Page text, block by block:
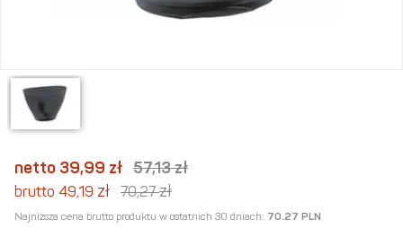
netto 39,99 zł 57,13zł
brutto 49,19 zł 70,27zł
Najniższa cena brutto produktu w ostatnich 30 dniach: 70.27 PLN